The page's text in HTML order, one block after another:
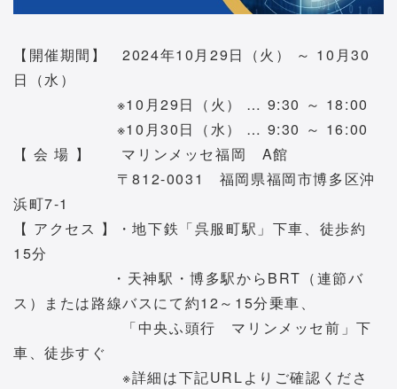
【開催期間】 2024年10月29日（火） ～ 10月30
日（水）
※10月29日（火） … 9:30 ～ 18:00
※10月30日（水） … 9:30 ～ 16:00
【 会 場 】 マリンメッセ福岡 A館
〒812-0031 福岡県福岡市博多区沖
浜町7-1
【 アクセス 】・地下鉄「呉服町駅」下車、徒歩約
15分
・天神駅・博多駅からBRT（連節バ
ス）または路線バスにて約12～15分乗車、
「中央ふ頭行 マリンメッセ前」下
車、徒歩すぐ
※詳細は下記URLよりご確認くださ